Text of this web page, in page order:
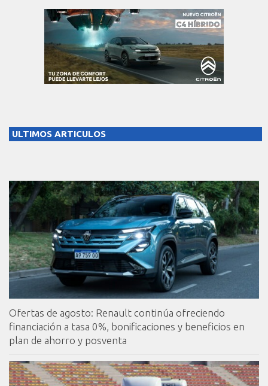
ULTIMOS ARTICULOS
Ofertas de agosto: Renault continúa ofreciendo
financiación a tasa 0%, bonificaciones y beneficios en
plan de ahorro y posventa